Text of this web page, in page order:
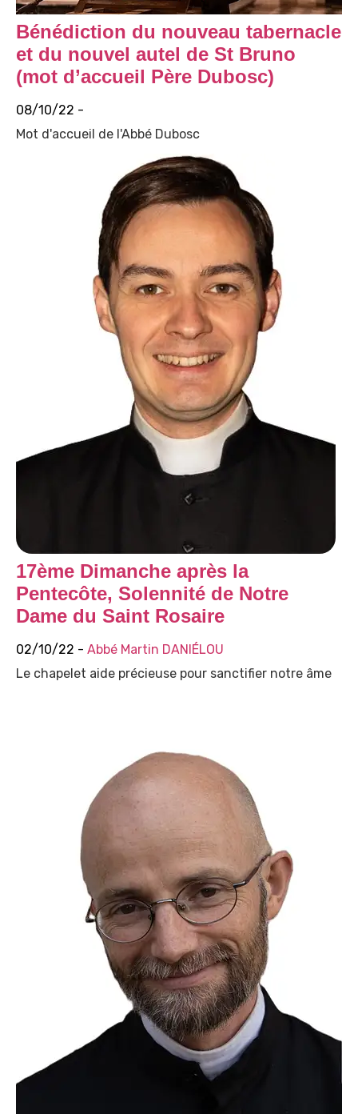
Bénédiction du nouveau tabernacle
et du nouvel autel de St Bruno
(mot d’accueil Père Dubosc)
08/10/22 -
Mot d'accueil de l'Abbé Dubosc
17ème Dimanche après la
Pentecôte, Solennité de Notre
Dame du Saint Rosaire
02/10/22 - Abbé Martin DANIÉLOU
Le chapelet aide précieuse pour sanctifier notre âme